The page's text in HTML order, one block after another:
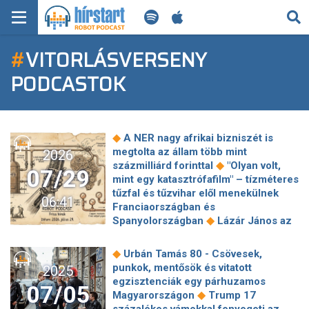
KERESÉS
KEZDŐLAP
FRISS HÍREK
FILM-ZENE-SZÓRAKOZÁS
PLAYLIST
MI AZ A ROBOT PODCAST?
#VITORLÁSVERSENY
PODCASTOK
2026
07/29
06:41
◆ A NER nagy afrikai bizniszét is
megtolta az állam több mint
százmilliárd forinttal ◆ "Olyan volt,
mint egy katasztrófafilm" – tízméteres
tűzfal és tűzvihar elől menekülnek
Franciaországban és
Spanyolországban ◆ Lázár János az
hiányzója
Ukrajna megkapta
Trumptól a gyártási engedélyt Patriot
légvédelmi rakétákra ◆
kezdhetnek igazán aggódni a
közbeszerzéseken korábban tarolók
2025
07/05
◆ Urbán Tamás 80 - Csövesek,
punkok, mentősök és vitatott
egzisztenciák egy párhuzamos
Magyarországon ◆ Trump 17